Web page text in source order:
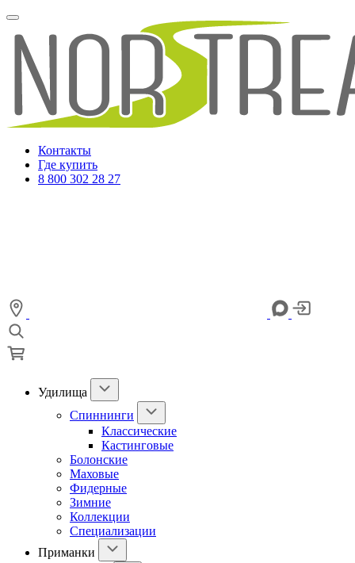
Контакты
Где купить
8 800 302 28 27
Удилища
Спиннинги
Классические
Кастинговые
Болонские
Маховые
Фидерные
Зимние
Коллекции
Специализации
Приманки